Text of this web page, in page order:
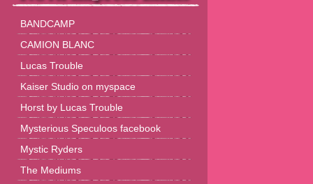
BANDCAMP
CAMION BLANC
Lucas Trouble
Kaiser Studio on myspace
Horst by Lucas Trouble
Mysterious Speculoos facebook
Mystic Ryders
The Mediums